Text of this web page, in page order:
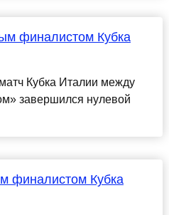
финалистом Кубка
Кубка Италии между
завершился нулевой
финалистом Кубка